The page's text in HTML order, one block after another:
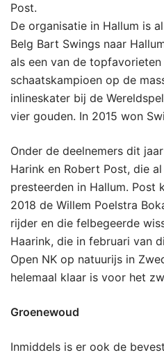
Post.
De organisatie in Hallum is
Belg Bart Swings naar
als een van de
schaatskampioen op de
inlineskater bij de
vier gouden. In 2015 won
Onder de deelnemers dit
Harink en Robert Post, die
presteerden in Hallum. Post
2018 de Willem Poelstra
rijder en die felbegeerde
Haarink, die in februari van
Open NK op natuurijs in
helemaal klaar is voor het
Groenewoud
Inmiddels is er ook de